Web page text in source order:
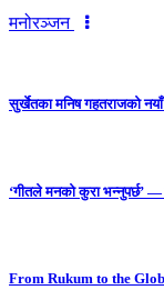
मनोरञ्जन
सुर्खेतका मनिष गहतराजको नयाँ
‘गीतले मनको कुरा भन्नुपर्छ’
From Rukum to the